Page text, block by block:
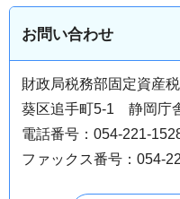
お問い合わせ
財政局税務部固定資産
葵区追手町5-1 静岡庁
電話番号：054-221-
ファックス番号：054-